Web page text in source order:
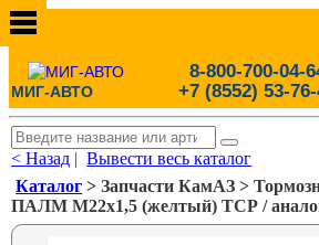
МИГ-АВТО
8-800-700-04-
+7 (8552) 53-
< Назад |Вывести весь каталог
Каталог > Запчасти КамАЗ >
ПАЛМ М22х1,5 (желтый) ТСР / аналог